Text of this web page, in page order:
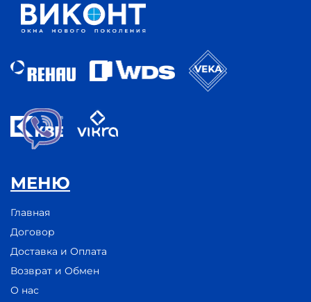
МЕНЮ
Главная
Договор
Доставка и Оплата
Возврат и Обмен
О нас